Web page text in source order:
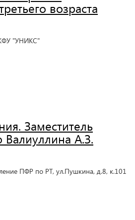
возраста
"УНИКС"
Заместитель
А.З.
ПФР по РТ, ул.Пушкина, д.8, к.101